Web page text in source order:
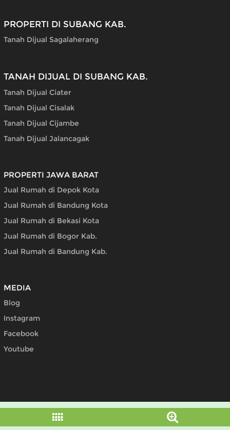
PROPERTI DI SUBANG KAB.
Tanah Dijual Sagalaherang
TANAH DIJUAL DI SUBANG KAB.
Tanah Dijual Ciater
Tanah Dijual Cisalak
Tanah Dijual Cijambe
Tanah Dijual Jalancagak
PROPERTI JAWA BARAT
Jual Rumah di Depok Kota
Jual Rumah di Bandung Kota
Jual Rumah di Bekasi Kota
Jual Rumah di Bogor Kab.
Jual Rumah di Bandung Kab.
MEDIA
Blog
Instagram
Facebook
Youtube